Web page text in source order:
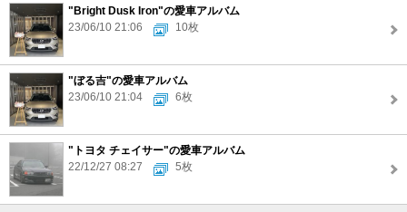
"Bright Dusk Iron"の愛車アルバム
23/06/10 21:06
10枚
"ぼる吉"の愛車アルバム
23/06/10 21:04
6枚
"トヨタ チェイサー"の愛車アルバム
22/12/27 08:27
5枚